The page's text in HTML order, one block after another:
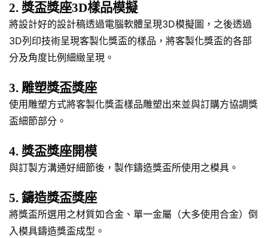
2. 獎盃獎座3D樣品模擬
將設計好的設計稿透過電腦軟體呈現3D模擬圖，之後透過
3D列印技術呈現客製化獎盃的樣品，將客製化獎盃的各部
分及角度比例細緻呈現。
3. 雕塑獎盃獎座
使用雕塑方式將客製化獎盃樣品雕塑出來並與訂購方協調獎
盃細節部分。
4. 獎盃獎座開模
與訂製方溝通好細節後，製作鑄造獎盃所使用之模具。
5. 鑄造獎盃獎座
將獎盃所選用之材質如合金、單一金屬（大多使用合金）倒
入模具鑄造獎盃成型。